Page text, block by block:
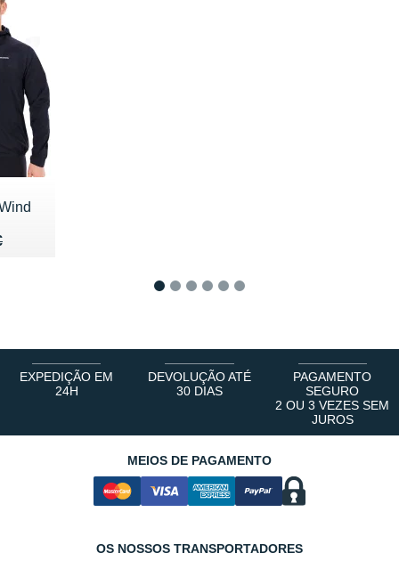
€
EXPEDIÇÃO EM
24H
DEVOLUÇÃO ATÉ
30 DIAS
PAGAMENTO
SEGURO
2 OU 3 VEZES SEM
JUROS
MEIOS DE PAGAMENTO
OS NOSSOS TRANSPORTADORES